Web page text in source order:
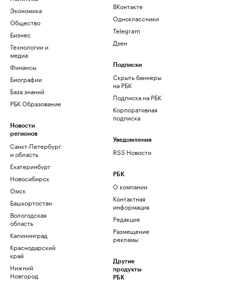
Экономика
Общество
Бизнес
Технологии и
медиа
Финансы
Биографии
База знаний
РБК Образование
Новости
регионов
Санкт-Петербург
и область
Екатеринбург
Новосибирск
Омск
Башкортостан
Вологодская
область
Калининград
Краснодарский
край
Нижний
Новгород
ВКонтакте
Одноклассники
Telegram
Дзен
Подписки
Скрыть баннеры
на РБК
Подписка на РБК
Корпоративная
подписка
Уведомления
RSS Новости
РБК
О компании
Контактная
информация
Редакция
Размещение
рекламы
Другие
продукты
РБК